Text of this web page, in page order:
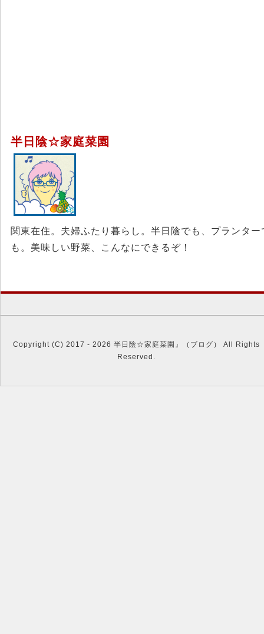
半日陰☆家庭菜園
関東在住。夫婦ふたり暮らし。半日陰でも、プランター
も。美味しい野菜、こんなにできるぞ！
Copyright (C) 2017 - 2026 半日陰☆家庭菜園』（ブログ） All Rights
Reserved.